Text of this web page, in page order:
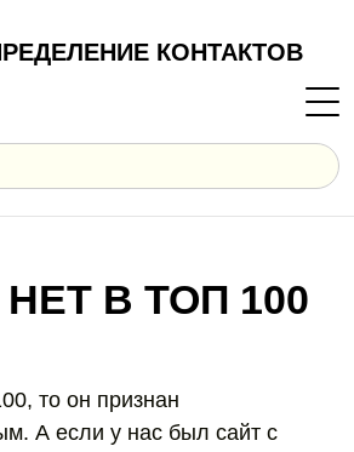
КОНТАКТОВ
В ТОП 100
то он признан
А если у нас был сайт с